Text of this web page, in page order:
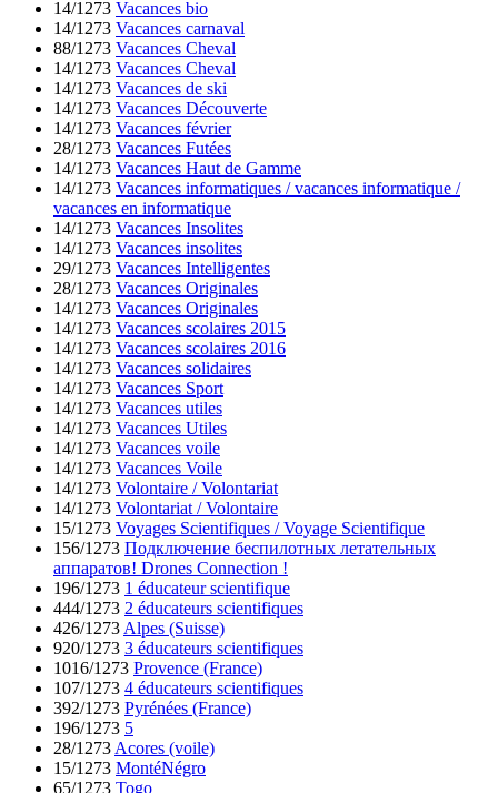
14/1273 Vacances bio
14/1273 Vacances carnaval
88/1273 Vacances Cheval
14/1273 Vacances Cheval
14/1273 Vacances de ski
14/1273 Vacances Découverte
14/1273 Vacances février
28/1273 Vacances Futées
14/1273 Vacances Haut de Gamme
14/1273 Vacances informatiques / vacances informatique /
vacances en informatique
14/1273 Vacances Insolites
14/1273 Vacances insolites
29/1273 Vacances Intelligentes
28/1273 Vacances Originales
14/1273 Vacances Originales
14/1273 Vacances scolaires 2015
14/1273 Vacances scolaires 2016
14/1273 Vacances solidaires
14/1273 Vacances Sport
14/1273 Vacances utiles
14/1273 Vacances Utiles
14/1273 Vacances voile
14/1273 Vacances Voile
14/1273 Volontaire / Volontariat
14/1273 Volontariat / Volontaire
15/1273 Voyages Scientifiques / Voyage Scientifique
156/1273 Подключение беспилотных летательных
аппаратов! Drones Connection !
196/1273 1 éducateur scientifique
444/1273 2 éducateurs scientifiques
426/1273 Alpes (Suisse)
920/1273 3 éducateurs scientifiques
1016/1273 Provence (France)
107/1273 4 éducateurs scientifiques
392/1273 Pyrénées (France)
196/1273 5
28/1273 Acores (voile)
15/1273 MontéNégro
65/1273 Togo